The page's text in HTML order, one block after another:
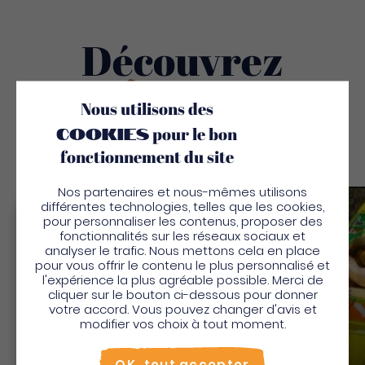
Découvrez
Aussi
Bienvenue en Martinique
Pour profiter de votre séjour et trouver des
activités en quelques clics, activez le mode “sur
place”.
Utiliser le mode surplace
Nous utilisons des
cookiespour le bon
fonctionnement du site
Nos partenaires et nous-mêmes utilisons
différentes technologies, telles que les cookies,
pour personnaliser les contenus, proposer des
fonctionnalités sur les réseaux sociaux et
analyser le trafic. Nous mettons cela en place
pour vous offrir le contenu le plus personnalisé et
l'expérience la plus agréable possible. Merci de
cliquer sur le bouton ci-dessous pour donner
votre accord. Vous pouvez changer d'avis et
modifier vos choix à tout moment.